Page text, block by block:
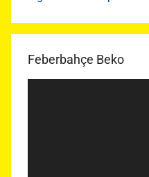
Feberbahçe Beko